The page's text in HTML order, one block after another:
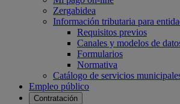
Zergabidea
Información tributaria para
Requisitos previos
Canales y modelos de
Formularios
Normativa
Catálogo de servicios
Empleo público
Contratación